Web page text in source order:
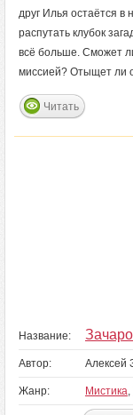
друг Илья остаётся в
распутать клубок
всё больше. Сможет
миссией? Отыщет ли
Читать
Название:
Автор: Алексей
Жанр: Мистика,